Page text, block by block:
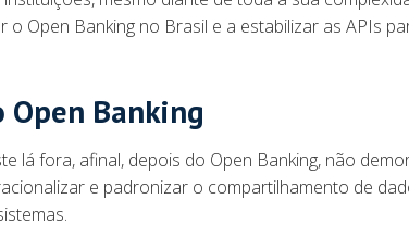
Open Banking no Brasil e a estabilizar as APIs
Open Banking
lá fora, afinal, depois do Open Banking, não
e padronizar o compartilhamento de